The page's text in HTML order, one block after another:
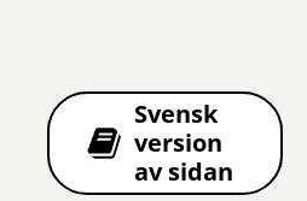
Svensk
version
av sidan